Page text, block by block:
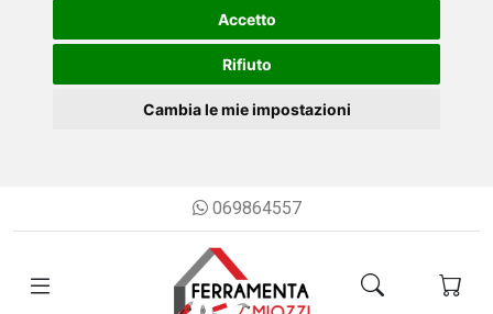
Accetto
Rifiuto
Cambia le mie impostazioni
069864557